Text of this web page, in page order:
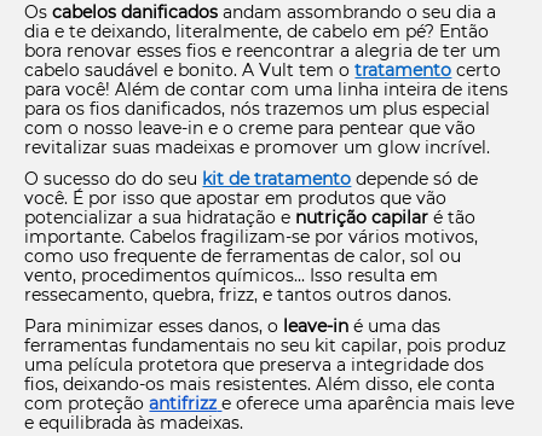
Oscabelos danificados andam assombrando o seu dia a
dia e te deixando, literalmente, de cabelo em pé? Então
bora renovar esses fios e reencontrar a alegria de ter um
cabelo saudável e bonito. A Vult tem otratamento certo
para você! Além de contar com uma linha inteira de itens
para os fios danificados, nós trazemos um plus especial
com o nosso leave-in e o creme para pentear que vão
revitalizar suas madeixas e promover um glow incrível.
O sucesso do do seu kit de tratamento depende só de
você. É por isso que apostar em produtos que vão
potencializar a sua hidratação e nutrição capilar é tão
importante. Cabelos fragilizam-se por vários motivos,
como uso frequente de ferramentas de calor, sol ou
vento, procedimentos químicos... Isso resulta em
ressecamento, quebra, frizz, e tantos outros danos.
Para minimizar esses danos, o leave-in é uma das
ferramentas fundamentais no seu kit capilar, pois produz
uma película protetora que preserva a integridade dos
fios, deixando-os mais resistentes. Além disso, ele conta
com proteçãoantifrizz e oferece uma aparência mais leve
e equilibrada às madeixas.